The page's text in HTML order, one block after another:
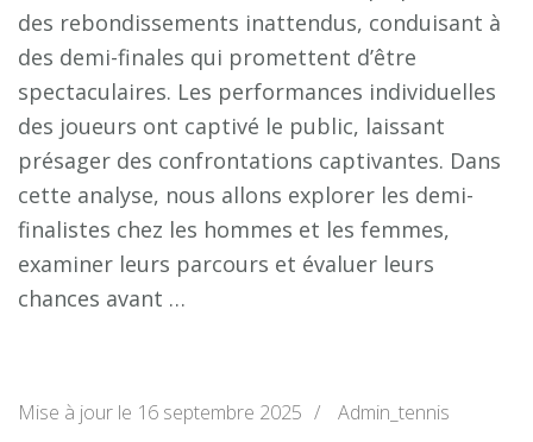
des rebondissements inattendus, conduisant à
des demi-finales qui promettent d’être
spectaculaires. Les performances individuelles
des joueurs ont captivé le public, laissant
présager des confrontations captivantes. Dans
cette analyse, nous allons explorer les demi-
finalistes chez les hommes et les femmes,
examiner leurs parcours et évaluer leurs
chances avant …
Mise à jour le 16 septembre 2025 / Admin_tennis